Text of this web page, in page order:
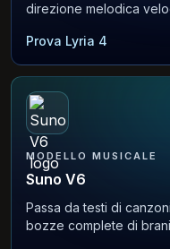
direzione melodica
Prova Lyria 4
MODELLO MUSICALE
Suno V6
Passa da testi di
bozze complete di